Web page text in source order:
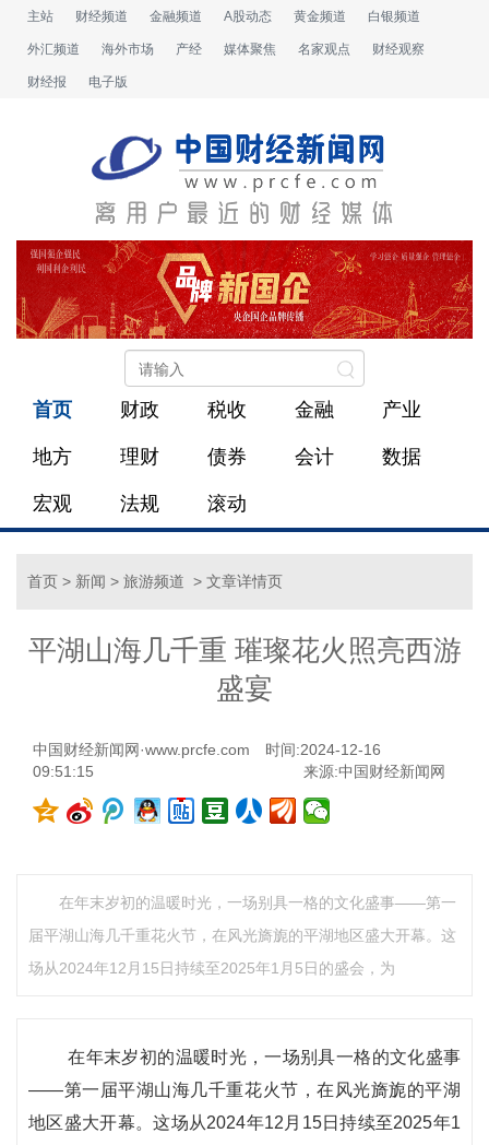
主站 财经频道 金融频道 A股动态 黄金频道 白银频道
外汇频道 海外市场 产经 媒体聚焦 名家观点 财经观察
财经报 电子版
首页 财政 税收 金融 产业
地方 理财 债券 会计 数据
宏观 法规 滚动
首页 > 新闻 > 旅游频道 > 文章详情页
平湖山海几千重 璀璨花火照亮西游
盛宴
中国财经新闻网·www.prcfe.com
时间:2024-12-16
09:51:15
来源:中国财经新闻网
在年末岁初的温暖时光，一场别具一格的文化盛事——第一
届平湖山海几千重花火节，在风光旖旎的平湖地区盛大开幕。这
场从2024年12月15日持续至2025年1月5日的盛会，为
在年末岁初的温暖时光，一场别具一格的文化盛事
——第一届平湖山海几千重花火节，在风光旖旎的平湖
地区盛大开幕。这场从2024年12月15日持续至2025年1